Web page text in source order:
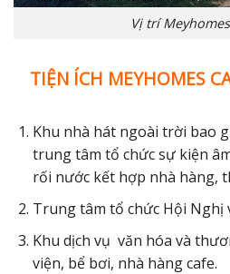
Vị trí
TIỆN ÍCH MEYHOMES
Khu nhà hát ngoài trời bao
trung tâm tổ chức sự kiện
rối nước kết hợp nhà hàng,
Trung tâm tổ chức Hội Nghị
Khu dịch vụ văn hóa và
viện, bể bơi, nhà hàng cafe.